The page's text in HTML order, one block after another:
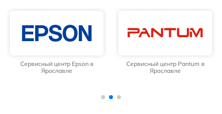
Сервисный центр Epson в
Ярославле
Сервисный центр Pantum в
Ярославле